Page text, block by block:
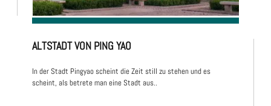
ALTSTADT VON PING YAO
In der Stadt Pingyao scheint die Zeit still zu stehen und es
scheint, als betrete man eine Stadt aus..